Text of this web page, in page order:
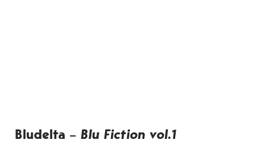
Bludelta – Blu Fiction vol.1